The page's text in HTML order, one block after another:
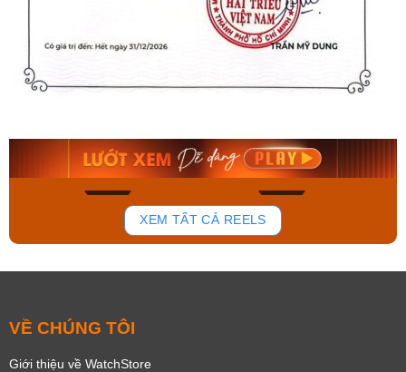
132
Orient Nam RA-
Mua ngay
Casio Nam MTS-
Mua ngay
XEM TẤT CẢ REELS
VỀ CHÚNG TÔI
Giới thiệu về WatchStore